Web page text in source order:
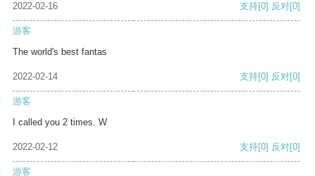
2022-02-16 支持[0] 反对[0]
游客
The world's best fantas
2022-02-14 支持[0] 反对[0]
游客
I called you 2 times. W
2022-02-12 支持[0] 反对[0]
游客